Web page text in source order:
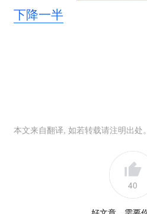
下降一半
本文来自翻译, 如若转载请注明出处。
40